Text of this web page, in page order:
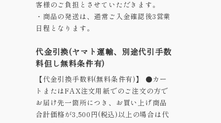
客様のご負担とさせていただきます。
・商品の発送は、通常ご入金確認後3営業
日程となります。
代金引換(ヤマト運輸、別途代引手数
料但し無料条件有)
【代金引換手数料(無料条件有)】 ●カー
トまたはFAX注文用紙でのご注文の方で
お届け先一箇所につき、お買い上げ商品
合計価格が3,500円(税込)以上の場合は代